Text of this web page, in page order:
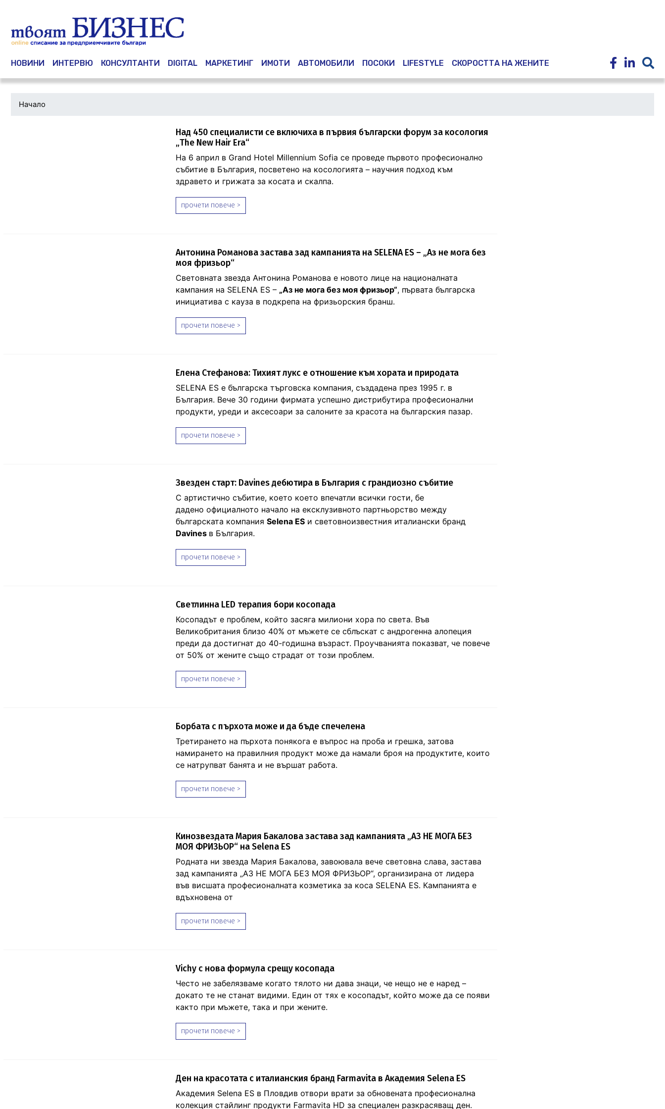
Main navigation
НОВИНИ ИНТЕРВЮ КОНСУЛТАНТИ DIGITAL МАРКЕТИНГ ИМОТИ АВТОМОБИЛИ ПОСОКИ LIFESTYLE СКОРОСТТА НА ЖЕНИТЕ
Начало
Над 450 специалисти се включиха в първия български форум за косология
„The New Hair Era“
На 6 април в Grand Hotel Millennium Sofia се проведе първото професионално
събитие в България, посветено на косологията – научния подход към
здравето и грижата за косата и скалпа.
прочети повече >
Антонина Романова застава зад кампанията на SELENA ES – „Аз не мога без
моя фризьор“
Световната звезда Антонина Романова е новото лице на националната
кампания на SELENA ES – „Аз не мога без моя фризьор“, първата българска
инициатива с кауза в подкрепа на фризьорския бранш.
прочети повече >
Елена Стефанова: Тихият лукс е отношение към хората и природата
SELENA ES е българска търговска компания, създадена през 1995 г. в
България. Вече 30 години фирмата успешно дистрибутира професионални
продукти, уреди и аксесоари за салоните за красота на българския пазар.
прочети повече >
Звезден старт: Davines дебютира в България с грандиозно събитие
С артистично събитие, което което впечатли всички гости, бе
дадено официалното начало на ексклузивното партньорство между
българската компания Selena ESи световноизвестния италиански бранд
Davines в България.
прочети повече >
Светлинна LED терапия бори косопада
Косопадът е проблем, който засяга милиони хора по света. Във
Великобритания близо 40% от мъжете се сблъскат с андрогенна алопеция
преди да достигнат до 40-годишна възраст. Проучванията показват, че повече
от 50% от жените също страдат от този проблем.
прочети повече >
Борбата с пърхота може и да бъде спечелена
Третирането на пърхота понякога е въпрос на проба и грешка, затова
намирането на правилния продукт може да намали броя на продуктите, които
се натрупват банята и не вършат работа.
прочети повече >
Кинозвездата Мария Бакалова застава зад кампанията „АЗ НЕ МОГА БЕЗ
МОЯ ФРИЗЬОР“ на Selena ES
Родната ни звезда Мария Бакалова, завоювала вече световна слава, застава
зад кампанията „АЗ НЕ МОГА БЕЗ МОЯ ФРИЗЬОР“, организирана от лидера
във висшата професионалната козметика за коса SELENA ES. Кампанията е
вдъхновена от
прочети повече >
Vichy с нова формула срещу косопада
Често не забелязваме когато тялото ни дава знаци, че нещо не е наред –
докато те не станат видими. Един от тях е косопадът, който може да се появи
както при мъжете, така и при жените.
прочети повече >
Ден на красотата с италианския бранд Farmavita в Академия Selena ES
Академия Selena ES в Пловдив отвори врати за обновената професионална
колекция стайлинг продукти Farmavita HD за специален разкрасяващ ден.